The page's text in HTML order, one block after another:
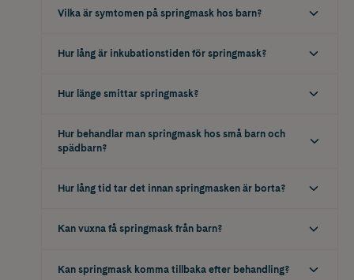
Vilka är symtomen på springmask hos barn?
Hur lång är inkubationstiden för springmask?
Hur länge smittar springmask?
Hur behandlar man springmask hos små barn och
spädbarn?
Hur lång tid tar det innan springmasken är borta?
Kan vuxna få springmask från barn?
Kan springmask komma tillbaka efter behandling?